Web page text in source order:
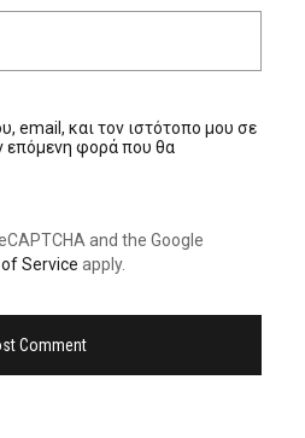
email, και τον ιστότοπο μου σε
επόμενη φορά που θα
and the Google
Service apply.